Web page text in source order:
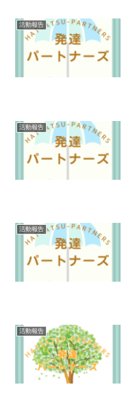
活動報告
活動報告
活動報告
活動報告